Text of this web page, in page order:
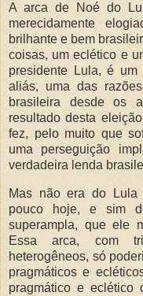
A arca de Noé do
merecidamente
brilhante e bem
coisas, um eclético e
presidente Lula, é
aliás, uma das
brasileira desde os
resultado desta
fez, pelo muito que
uma perseguição
verdadeira lenda
Mas não era do Lula
pouco hoje, e sim
superampla, que ele
Essa arca, com
heterogêneos, só
pragmáticos e
pragmático e eclético